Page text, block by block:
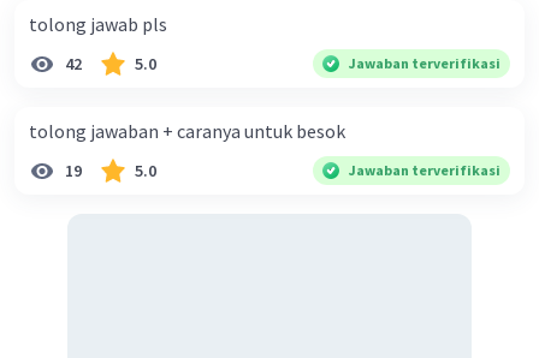
tolong jawab pls
42 5.0 Jawaban terverifikasi
tolong jawaban + caranya untuk besok
19 5.0 Jawaban terverifikasi